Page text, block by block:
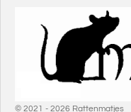
© 2021 - 2026 Rattenmatjes